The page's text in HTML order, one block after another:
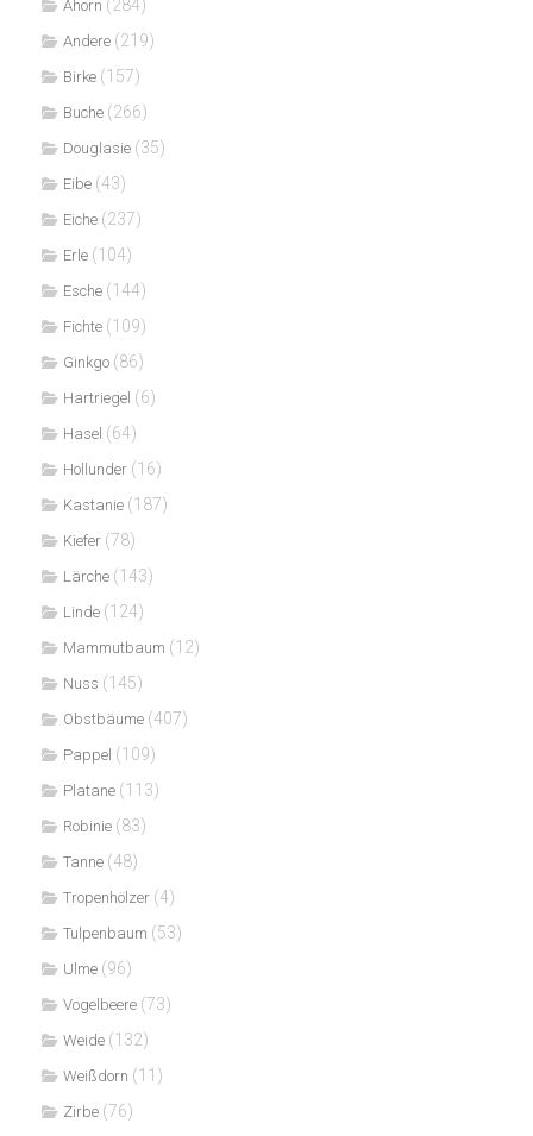
Ahorn (284)
Andere (219)
Birke (157)
Buche (266)
Douglasie (35)
Eibe (43)
Eiche (237)
Erle (104)
Esche (144)
Fichte (109)
Ginkgo (86)
Hartriegel (6)
Hasel (64)
Hollunder (16)
Kastanie (187)
Kiefer (78)
Lärche (143)
Linde (124)
Mammutbaum (12)
Nuss (145)
Obstbäume (407)
Pappel (109)
Platane (113)
Robinie (83)
Tanne (48)
Tropenhölzer (4)
Tulpenbaum (53)
Ulme (96)
Vogelbeere (73)
Weide (132)
Weißdorn (11)
Zirbe (76)